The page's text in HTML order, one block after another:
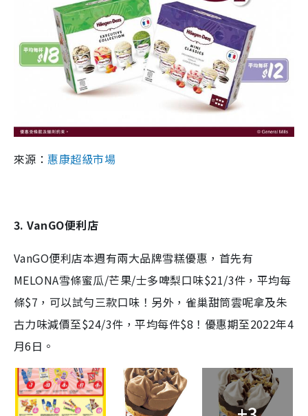
來源： 惠康超級市場
3. VanGO便利店
VanGO便利店本週有兩大品牌雪糕優惠，首先有
MELONA雪條蜜瓜/芒果/士多啤梨口味$21/3件，平均每
條$7，可以試勻三款口味！另外，雀巢甜筒雲呢拿及朱
古力味減價至$24/3件，平均每件$8！優惠期至2022年4
月6日。